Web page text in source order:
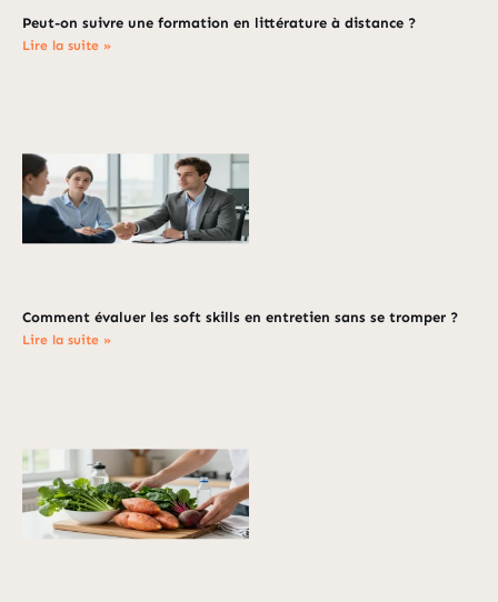
Peut-on suivre une formation en littérature à distance ?
Lire la suite »
Comment évaluer les soft skills en entretien sans se tromper ?
Lire la suite »